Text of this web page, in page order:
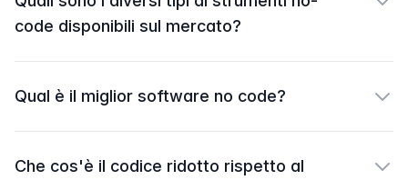
code disponibili sul mercato?
Qual è il miglior software no code?
Che cos'è il codice ridotto rispetto al